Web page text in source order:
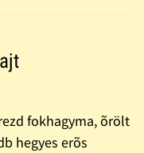
fokhagyma, õrölt
hegyes erõs